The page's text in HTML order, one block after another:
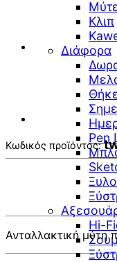
Κλιπ
Διάφορα
Pen
Hi-
Κωδικός προϊόντος:
Ανταλλακτική μύτη